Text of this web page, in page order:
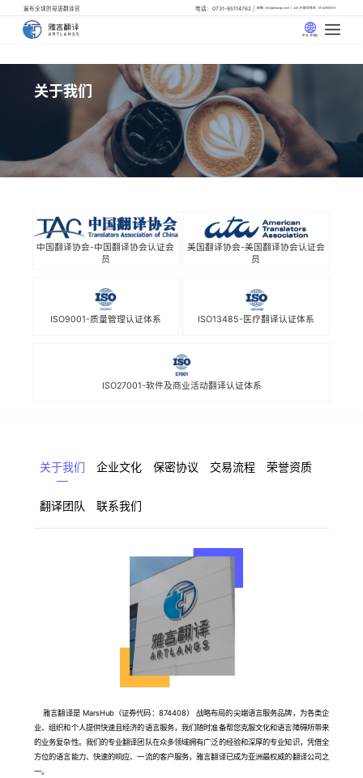
遍布全球的母语翻译官 电话：0731-85114762 邮箱: info@artlangs.com 24小时翻译管家: 18142666316
中文 (中国)
关于我们
中国翻译协会-中国翻译协会认证会
员
美国翻译协会-美国翻译协会认证会
员
ISO9001-质量管理认证体系 ISO13485-医疗翻译认证体系
ISO27001-软件及商业活动翻译认证体系
关于我们 企业文化 保密协议 交易流程 荣誉资质
翻译团队 联系我们
雅言翻译是 MarsHub（证券代码：874408） 战略布局的尖端语言服务品牌，为各类企
业、组织和个人提供快速且经济的语言服务，我们随时准备帮您克服文化和语言障碍所带来
的业务复杂性。我们的专业翻译团队在众多领域拥有广泛的经验和深厚的专业知识，凭借全
方位的语言能力、快速的响应、一流的客户服务，雅言翻译已成为亚洲最权威的翻译公司之
一。